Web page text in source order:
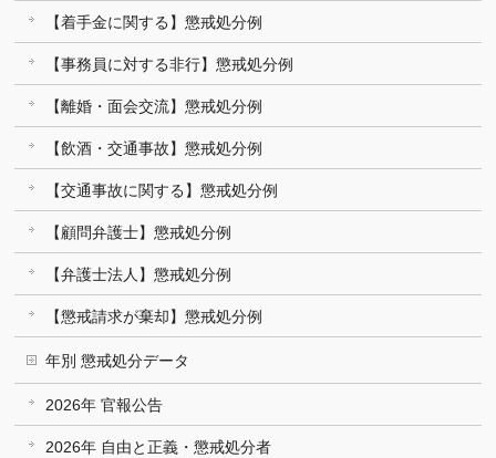
【着手金に関する】懲戒処分例
【事務員に対する非行】懲戒処分例
【離婚・面会交流】懲戒処分例
【飲酒・交通事故】懲戒処分例
【交通事故に関する】懲戒処分例
【顧問弁護士】懲戒処分例
【弁護士法人】懲戒処分例
【懲戒請求が棄却】懲戒処分例
年別 懲戒処分データ
2026年 官報公告
2026年 自由と正義・懲戒処分者